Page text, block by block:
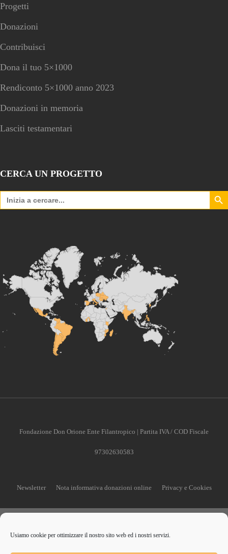
Usiamo cookie per ottimizzare il nostro sito web ed i nostri servizi.
Progetti
Donazioni
Contribuisci
Dona il tuo 5×1000
Rendiconto 5×1000 anno 2023
Donazioni in memoria
Lasciti testamentari
CERCA UN PROGETTO
Search
for:
Search
Fondazione Don Orione Ente Filantropico | Partita IVA / COD Fiscale
97302630583
Newsletter Nota informativa donazioni online Privacy e Cookies